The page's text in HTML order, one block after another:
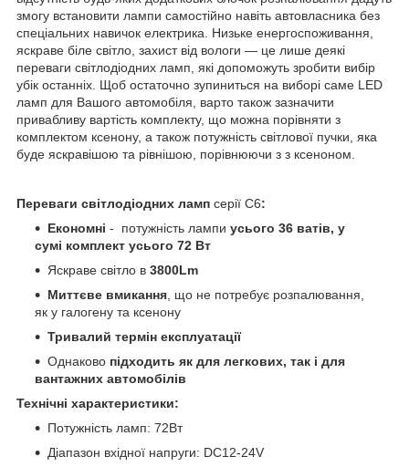
змогу встановити лампи самостійно навіть автовласника без
спеціальних навичок електрика. Низьке енергоспоживання,
яскраве біле світло, захист від вологи — це лише деякі
переваги світлодіодних ламп, які допоможуть зробити вибір
убік останніх. Щоб остаточно зупиниться на виборі саме LED
ламп для Вашого автомобіля, варто також зазначити
привабливу вартість комплекту, що можна порівняти з
комплектом ксенону, а також потужність світлової пучки, яка
буде яскравішою та рівнішою, порівнюючи з з ксеноном.
Переваги світлодіодних ламп серії C6:
Економні - потужність лампи усього 36 ватів, у
сумі комплект усього 72 Вт
Яскраве світло в 3800Lm
Миттєве вмикання , що не потребує розпалювання,
як у галогену та ксенону
Тривалий термін експлуатації
Однаково підходить як для легкових, так і для
вантажних автомобілів
Технічні характеристики:
Потужність ламп: 72Вт
Діапазон вхідної напруги: DC12-24V